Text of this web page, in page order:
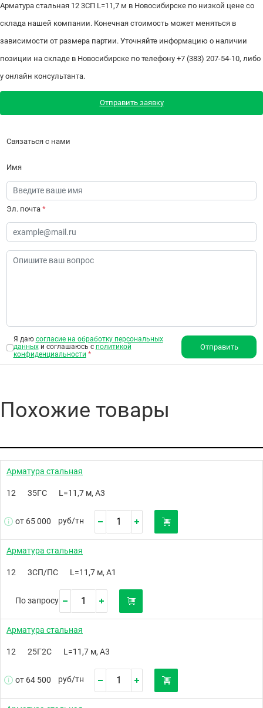
Арматура стальная 12 3СП L=11,7 м в Новосибирске по низкой цене со
склада нашей компании. Конечная стоимость может меняться в
зависимости от размера партии. Уточняйте информацию о наличии
позиции на складе в Новосибирске по телефону +7 (383) 207-54-10, либо
у онлайн консультанта.
Отправить заявку
Связаться с нами
Имя
Эл. почта *
Я даю согласие на обработку персональных
данныхи соглашаюсь с политикой
конфиденциальности *
Отправить
Похожие товары
Арматура стальная
12 35ГС L=11,7 м, А3
от 65 000 руб/тн
Арматура стальная
12 3СП/ПС L=11,7 м, А1
По запросу
Арматура стальная
12 25Г2С L=11,7 м, А3
от 64 500 руб/тн